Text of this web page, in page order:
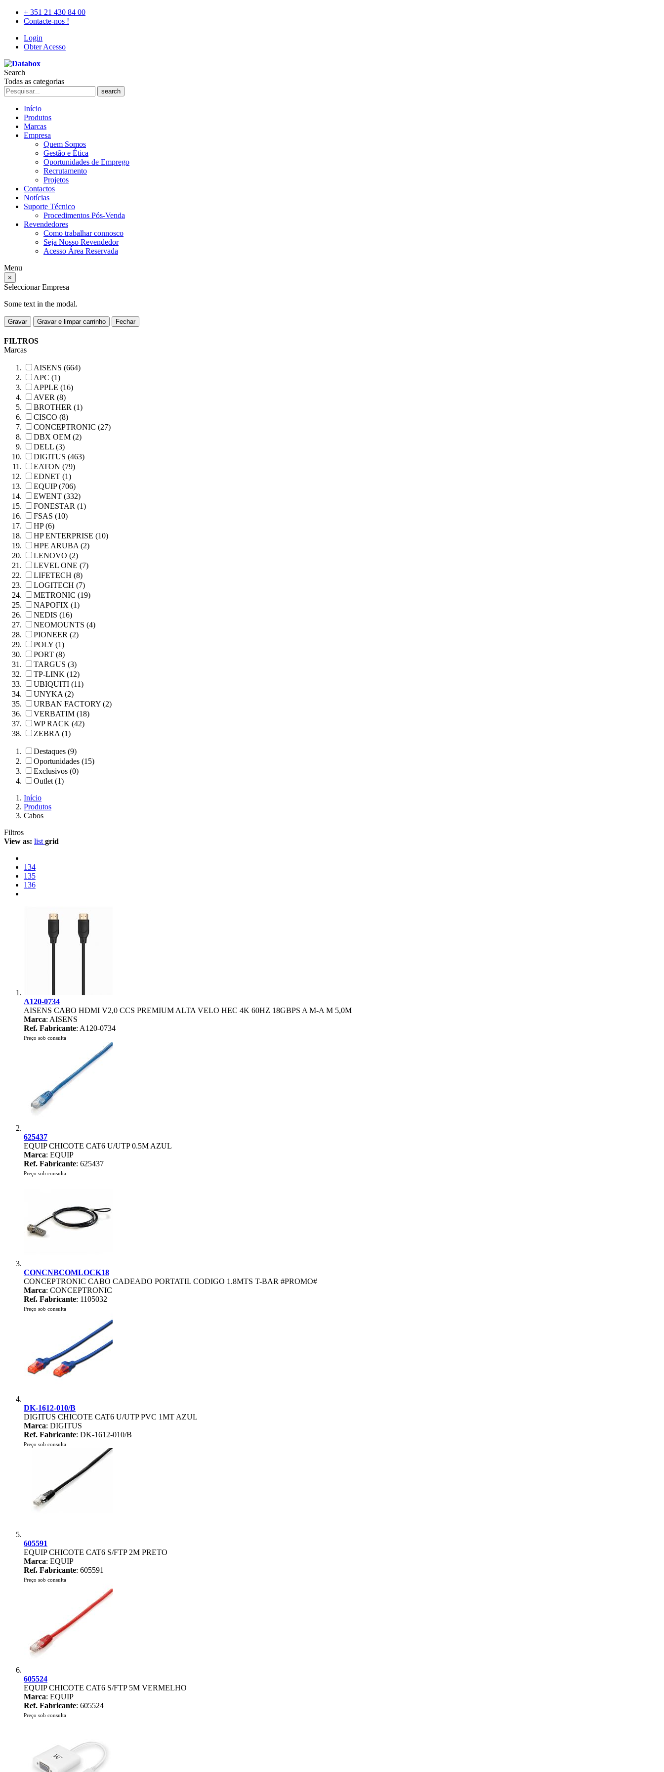
+ 351 21 430 84 00
Contacte-nos !
Login
Obter Acesso
Search
Todas as categorias
search
Início
Produtos
Marcas
Empresa
Quem Somos
Gestão e Ética
Oportunidades de Emprego
Recrutamento
Projetos
Contactos
Notícias
Suporte Técnico
Procedimentos Pós-Venda
Revendedores
Como trabalhar connosco
Seja Nosso Revendedor
Acesso Área Reservada
Menu
×
Seleccionar Empresa
Some text in the modal.
Gravar Gravar e limpar carrinho Fechar
FILTROS
Marcas
AISENS (664)
APC (1)
APPLE (16)
AVER (8)
BROTHER (1)
CISCO (8)
CONCEPTRONIC (27)
DBX OEM (2)
DELL (3)
DIGITUS (463)
EATON (79)
EDNET (1)
EQUIP (706)
EWENT (332)
FONESTAR (1)
FSAS (10)
HP (6)
HP ENTERPRISE (10)
HPE ARUBA (2)
LENOVO (2)
LEVEL ONE (7)
LIFETECH (8)
LOGITECH (7)
METRONIC (19)
NAPOFIX (1)
NEDIS (16)
NEOMOUNTS (4)
PIONEER (2)
POLY (1)
PORT (8)
TARGUS (3)
TP-LINK (12)
UBIQUITI (11)
UNYKA (2)
URBAN FACTORY (2)
VERBATIM (18)
WP RACK (42)
ZEBRA (1)
Destaques (9)
Oportunidades (15)
Exclusivos (0)
Outlet (1)
Início
Produtos
Cabos
Filtros
View as: list grid
134
135
136
A120-0734
AISENS CABO HDMI V2,0 CCS PREMIUM ALTA VELO HEC 4K 60HZ 18GBPS A M-A M 5,0M
Marca: AISENS
Ref. Fabricante: A120-0734
Preço sob consulta
625437
EQUIP CHICOTE CAT6 U/UTP 0.5M AZUL
Marca: EQUIP
Ref. Fabricante: 625437
Preço sob consulta
CONCNBCOMLOCK18
CONCEPTRONIC CABO CADEADO PORTATIL CODIGO 1.8MTS T-BAR #PROMO#
Marca: CONCEPTRONIC
Ref. Fabricante: 1105032
Preço sob consulta
DK-1612-010/B
DIGITUS CHICOTE CAT6 U/UTP PVC 1MT AZUL
Marca: DIGITUS
Ref. Fabricante: DK-1612-010/B
Preço sob consulta
605591
EQUIP CHICOTE CAT6 S/FTP 2M PRETO
Marca: EQUIP
Ref. Fabricante: 605591
Preço sob consulta
605524
EQUIP CHICOTE CAT6 S/FTP 5M VERMELHO
Marca: EQUIP
Ref. Fabricante: 605524
Preço sob consulta